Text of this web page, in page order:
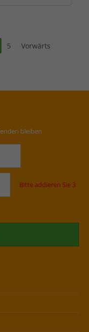
5 Vorwärts
bleiben
Bitte addieren Sie 3